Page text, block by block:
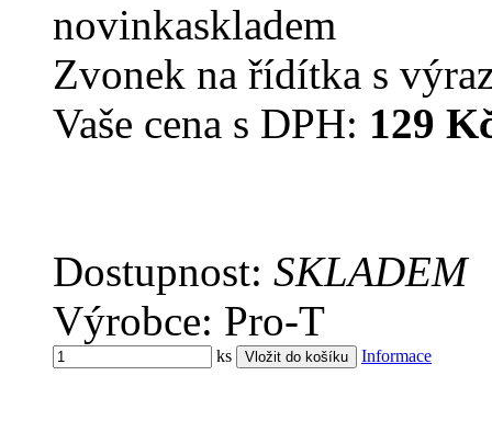
novinkaskladem
Zvonek na řídítka s
Vaše cena s DPH: 129
Dostupnost: SKLADEM
Výrobce: Pro-T
ks Informace